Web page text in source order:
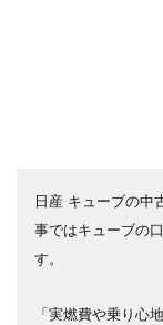
日産 キューブの中
事ではキューブの
す。
「実燃費や乗り心